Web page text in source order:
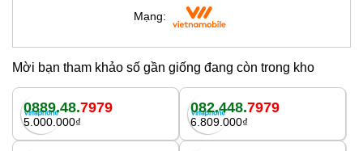
Mạng:
Mời bạn tham khảo số gần giống đang còn trong kho
0889.48.7979
5.000.000₫
082.448.7979
6.809.000₫